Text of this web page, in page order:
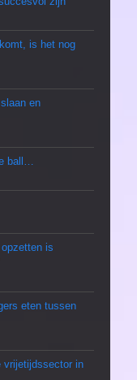
is het nog
en
ball…
is
eten tussen
vrijetijdssector in